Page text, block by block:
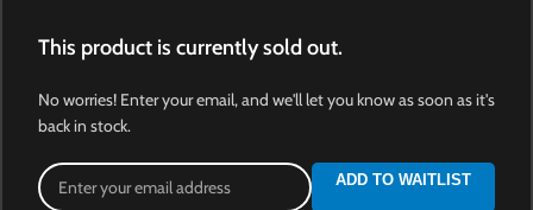
This product is currently sold out.
No worries! Enter your email, and we'll let you know as soon as it's
back in stock.
ADD TO WAITLIST